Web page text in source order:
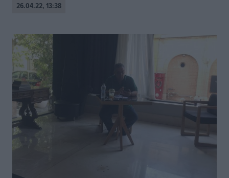
26.04.22, 13:38